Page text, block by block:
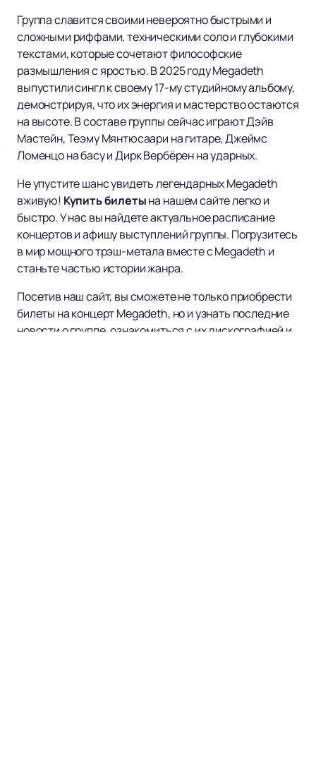
Группа славится своими невероятно быстрыми и
сложными риффами, техническими соло и глубокими
текстами, которые сочетают философские
размышления с яростью. В 2025 году Megadeth
выпустили сингл к своему 17-му студийному альбому,
демонстрируя, что их энергия и мастерство остаются
на высоте. В составе группы сейчас играют Дэйв
Мастейн, Теэму Мянтюсаари на гитаре, Джеймс
Ломенцо на басу и Дирк Вербёрен на ударных.
Не упустите шанс увидеть легендарных Megadeth
вживую! Купить билетына нашем сайте легко и
быстро. У нас вы найдете актуальное расписание
концертов и афишу выступлений группы. Погрузитесь
в мир мощного трэш-метала вместе с Megadeth и
станьте частью истории жанра.
Посетив наш сайт, вы сможете не только приобрести
билеты на концерт Megadeth, но и узнать последние
новости о группе, ознакомиться с их дискографией и